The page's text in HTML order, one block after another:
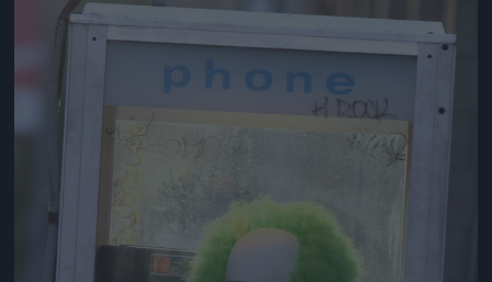
Jön még kép!